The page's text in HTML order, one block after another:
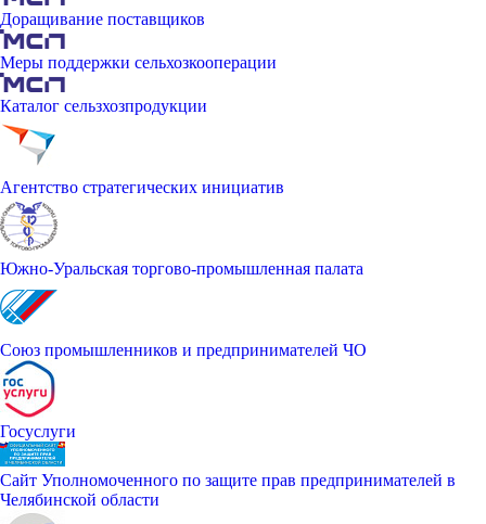
Доращивание поставщиков
Меры поддержки сельхозкооперации
Каталог сельзхозпродукции
Агентство стратегических инициатив
Южно-Уральская торгово-промышленная палата
Союз промышленников и предпринимателей ЧО
Госуслуги
Сайт Уполномоченного по защите прав предпринимателей в
Челябинской области